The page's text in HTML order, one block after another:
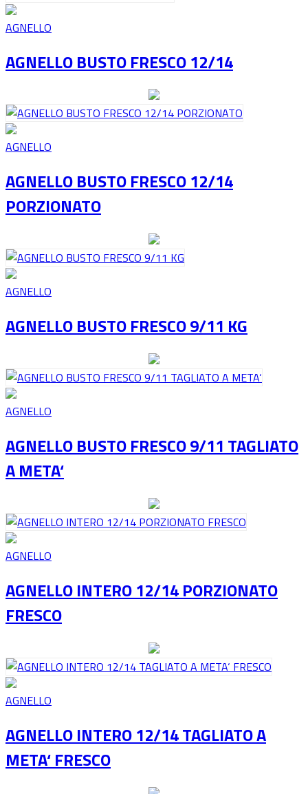
AGNELLO
AGNELLO BUSTO FRESCO 12/14
AGNELLO
AGNELLO BUSTO FRESCO 12/14
PORZIONATO
AGNELLO
AGNELLO BUSTO FRESCO 9/11 KG
AGNELLO
AGNELLO BUSTO FRESCO 9/11 TAGLIATO
A META‘
AGNELLO
AGNELLO INTERO 12/14 PORZIONATO
FRESCO
AGNELLO
AGNELLO INTERO 12/14 TAGLIATO A
META‘ FRESCO